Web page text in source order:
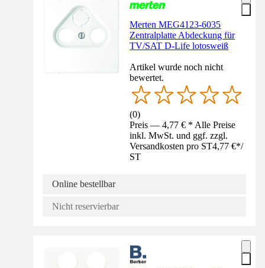
Merten MEG4123-6035
Zentralplatte Abdeckung für
TV/SAT D-Life lotosweiß
Artikel wurde noch nicht
bewertet.
(0)
Preis — 4,77 € * Alle Preise
inkl. MwSt. und ggf. zzgl.
Versandkosten pro ST4,77 €*/
ST
Online bestellbar
Nicht reservierbar